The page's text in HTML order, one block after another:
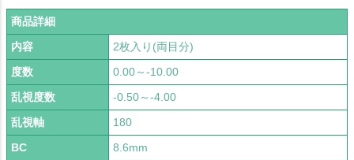
商品詳細
内容
2枚入り(両目分)
度数
0.00～-10.00
乱視度数
-0.50～-4.00
乱視軸
180
BC
8.6mm